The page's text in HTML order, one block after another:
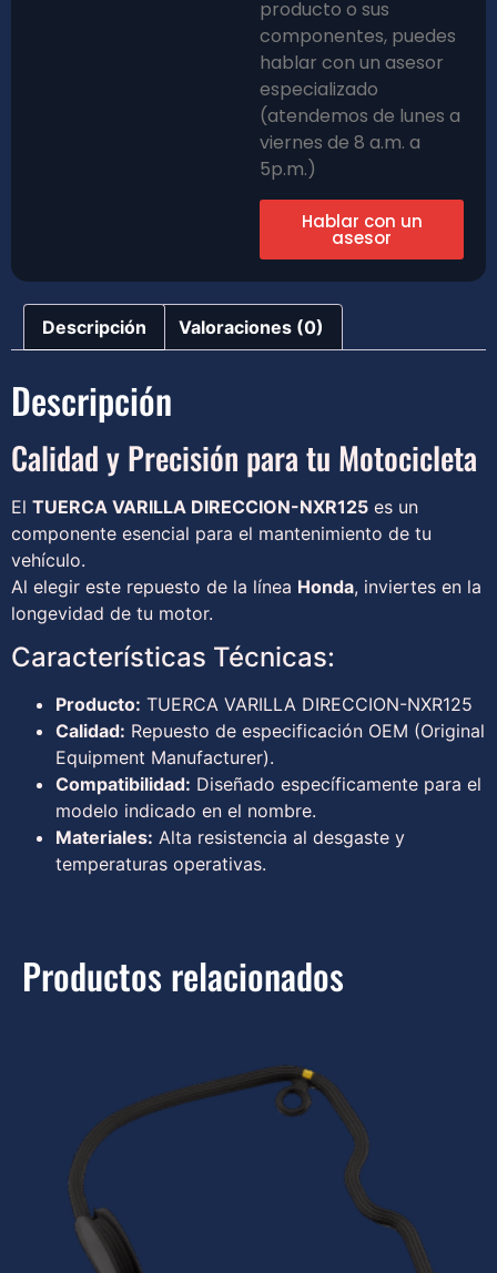
producto o sus
componentes, puedes
hablar con un asesor
especializado
(atendemos de lunes a
viernes de 8 a.m. a
5p.m.)
Hablar con un
asesor
Descripción Valoraciones (0)
Descripción
Calidad y Precisión para tu Motocicleta
El TUERCA VARILLA DIRECCION-NXR125 es un
componente esencial para el mantenimiento de tu
vehículo.
Al elegir este repuesto de la línea Honda, inviertes en la
longevidad de tu motor.
Características Técnicas:
Producto: TUERCA VARILLA DIRECCION-NXR125
Calidad: Repuesto de especificación OEM (Original
Equipment Manufacturer).
Compatibilidad: Diseñado específicamente para el
modelo indicado en el nombre.
Materiales: Alta resistencia al desgaste y
temperaturas operativas.
Productos relacionados